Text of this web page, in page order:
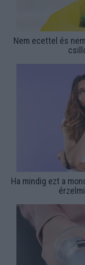
Nem ecettel és
Ha mindig ezt a